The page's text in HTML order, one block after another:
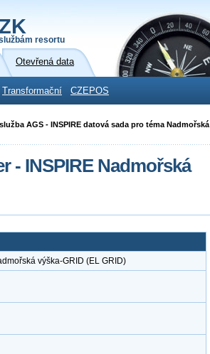
resortu
Otevřená data
Transformační CZEPOS
AGS - INSPIRE datová sada pro téma Nadmořská
- INSPIRE Nadmořská
výška-GRID (EL GRID)